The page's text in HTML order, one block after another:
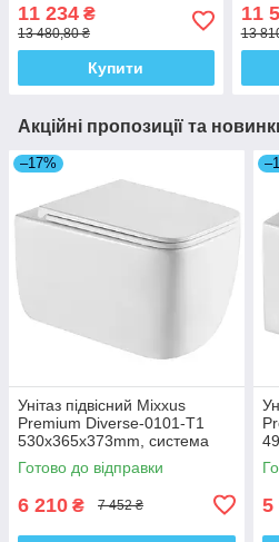
інсталяції Nest 4 в 1
(кругла
11 234 ₴
13 480,80 ₴
Купити
11
13
Акційні пропозиції та
–17%
Унітаз підвісний Mixxus
Premium Diverse-0101-T1
530x365x373mm, система
змиву Tornado 1.0 (MP6477)
Готово до відправки
6 210 ₴ 7 452 ₴ 5